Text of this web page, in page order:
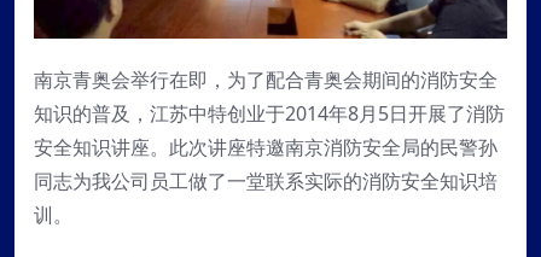
南京青奥会举行在即，为了配合青奥会期间的消防安全
知识的普及，江苏中特创业于2014年8月5日开展了消防
安全知识讲座。此次讲座特邀南京消防安全局的民警孙
同志为我公司员工做了一堂联系实际的消防安全知识培
训。